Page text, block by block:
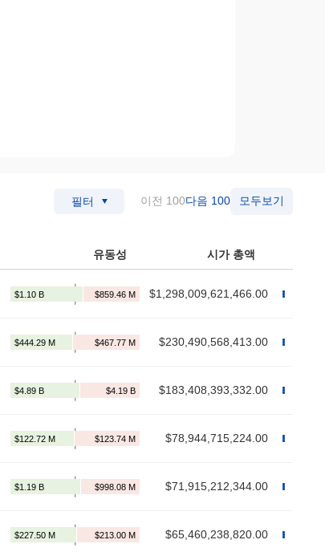
필터 이전 100다음 100 모두보기
유동성 시가 총액
$1,298,009,621,466.00
$230,490,568,413.00
$183,408,393,332.00
$78,944,715,224.00
$71,915,212,344.00
$65,460,238,820.00